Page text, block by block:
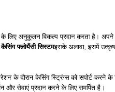
लिए अनुकूलन विकल्प प्रदान करता है। अपने
कैसिंग फ्लोयैंसी सिस्टमइसके अलावा, इसमें
दौरान केसिंग स्ट्रिंग्स को सपोर्ट करने के
और सेवाएं प्रदान करने के लिए समर्पित है।